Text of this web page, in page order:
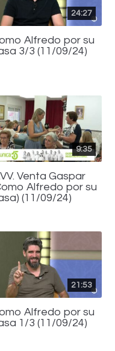
24:27
Alfredo por su
3/3 (11/09/24)
9:35
Venta Gaspar
Alfredo por su
(11/09/24)
21:53
Alfredo por su
1/3 (11/09/24)